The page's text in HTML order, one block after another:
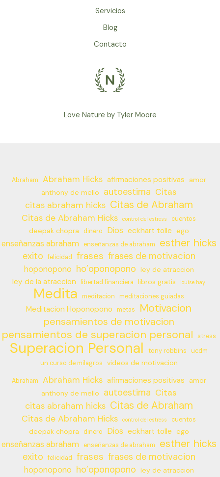
Servicios
Blog
Contacto
Love Nature by Tyler Moore
Abraham Abraham Hicks afirmaciones positivas
amor
anthony de mello
autoestima Citas
citas abraham hicks Citas de Abraham
Citas de Abraham Hicks control del estress cuentos
deepak chopra dinero Dios eckhart tolle ego
enseñanzas abraham enseñanzas de abraham esther hicks
exito felicidad frases frases de motivacion
hoponopono ho’oponopono ley de atraccion
ley de la atraccion libertad financiera libros gratis louise hay
Medita meditacion meditaciones guiadas
Meditacion Hoponopono metas Motivacion
pensamientos de motivacion
pensamientos de superacion personal stress
Superacion Personal tony robbins
ucdm
un curso de milagros
videos de motivacion
Abraham Abraham Hicks afirmaciones positivas
amor
anthony de mello
autoestima Citas
citas abraham hicks Citas de Abraham
Citas de Abraham Hicks control del estress cuentos
deepak chopra dinero Dios eckhart tolle ego
enseñanzas abraham enseñanzas de abraham esther hicks
exito felicidad frases frases de motivacion
hoponopono ho’oponopono ley de atraccion